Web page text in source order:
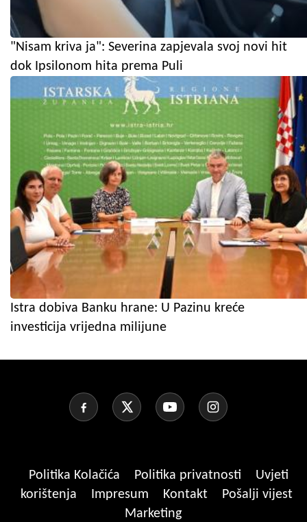
"Nisam kriva ja": Severina zapjevala svoj novi hit
dok Ipsilonom hita prema Puli
Istra dobiva Banku hrane: U Pazinu kreće
investicija vrijedna milijune
Politika Kolačića Politika privatnosti
Uvjeti
korištenja
Impresum Kontakt
Pošalji vijest
Marketing